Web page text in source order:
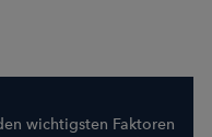
wichtigsten Faktoren